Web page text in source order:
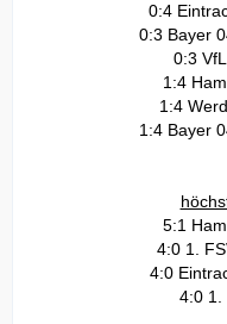
0:4
0:3 Bayer
0:3
1:4
1:4
1:4 Bayer
5:1
4:0 1.
4:0
4:0 1.